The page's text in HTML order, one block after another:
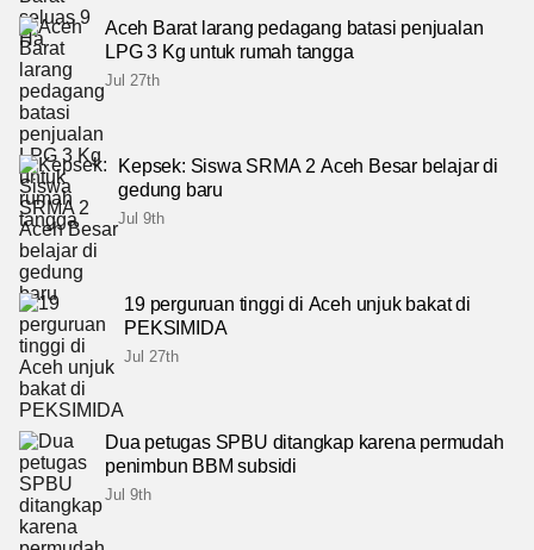
Aceh Barat larang pedagang batasi penjualan
LPG 3 Kg untuk rumah tangga
Jul 27th
Kepsek: Siswa SRMA 2 Aceh Besar belajar di
gedung baru
Jul 9th
19 perguruan tinggi di Aceh unjuk bakat di
PEKSIMIDA
Jul 27th
Dua petugas SPBU ditangkap karena permudah
penimbun BBM subsidi
Jul 9th